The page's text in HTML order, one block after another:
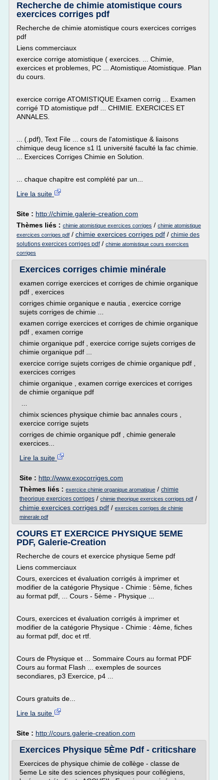
Recherche de chimie atomistique cours
exercices corriges pdf
Recherche de chimie atomistique cours exercices corriges
pdf
Liens commerciaux
exercice corrige atomistique ( exercices. ... Chimie,
exercices et problemes, PC ... Atomistique Atomistique. Plan
du cours.
exercice corrige ATOMISTIQUE Examen corrig ... Examen
corrigé TD atomistique pdf ... CHIMIE. EXERCICES ET
ANNALES.
... (.pdf), Text File ... cours de l'atomistique & liaisons
chimique deug licence s1 l1 université faculté la fac chimie.
... Exercices Corriges Chimie en Solution.
... chaque chapitre est complété par un...
Lire la suite
Site : http://chimie.galerie-creation.com
Thèmes liés : chimie atomistique exercices corriges / chimie atomistique
exercices corriges pdf / chimie exercices corriges pdf / chimie des
solutions exercices corriges pdf/ chimie atomistique cours exercices
corriges
Exercices corriges chimie minérale
examen corrige exercices et corriges de chimie organique
pdf , exercices
corriges chimie organique e nautia , exercice corrige
sujets corriges de chimie ...
examen corrige exercices et corriges de chimie organique
pdf , examen corrige
chimie organique pdf , exercice corrige sujets corriges de
chimie organique pdf ...
exercice corrige sujets corriges de chimie organique pdf ,
exercices corriges
chimie organique , examen corrige exercices et corriges
de chimie organique pdf
chimix sciences physique chimie bac annales cours ,
exercice corrige sujets
corriges de chimie organique pdf , chimie generale
exercices...
Lire la suite
Site : http://www.exocorriges.com
Thèmes liés : exercice chimie organique aromatique / chimie
theorique exercices corriges / chimie theorique exercices corriges pdf /
chimie exercices corriges pdf / exercices corriges de chimie
minerale pdf
COURS ET EXERCICE PHYSIQUE 5EME
PDF, Galerie-Creation
Recherche de cours et exercice physique 5eme pdf
Liens commerciaux
Cours, exercices et évaluation corrigés à imprimer et
modifier de la catégorie Physique - Chimie : 5ème, fiches
au format pdf, ... Cours - 5ème - Physique ...
Cours, exercices et évaluation corrigés à imprimer et
modifier de la catégorie Physique - Chimie : 4ème, fiches
au format pdf, doc et rtf.
Cours de Physique et ... Sommaire Cours au format PDF
Cours au format Flash ... exemples de sources
secondiares, p3 Exercice, p4 ...
Cours gratuits de...
Lire la suite
Site : http://cours.galerie-creation.com
Exercices Physique 5Ème Pdf - criticshare
Exercices de physique chimie de collège - classe de
5eme Le site des sciences physiques pour collégiens,